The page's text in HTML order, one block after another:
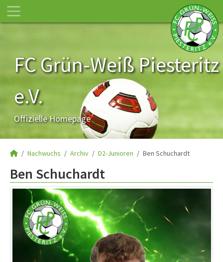
FC Grün-Weiß Piesteritz
e.V.
Offizielle Homepage
Nachwuchs Archiv D2-Junioren Ben Schuchardt
Ben Schuchardt